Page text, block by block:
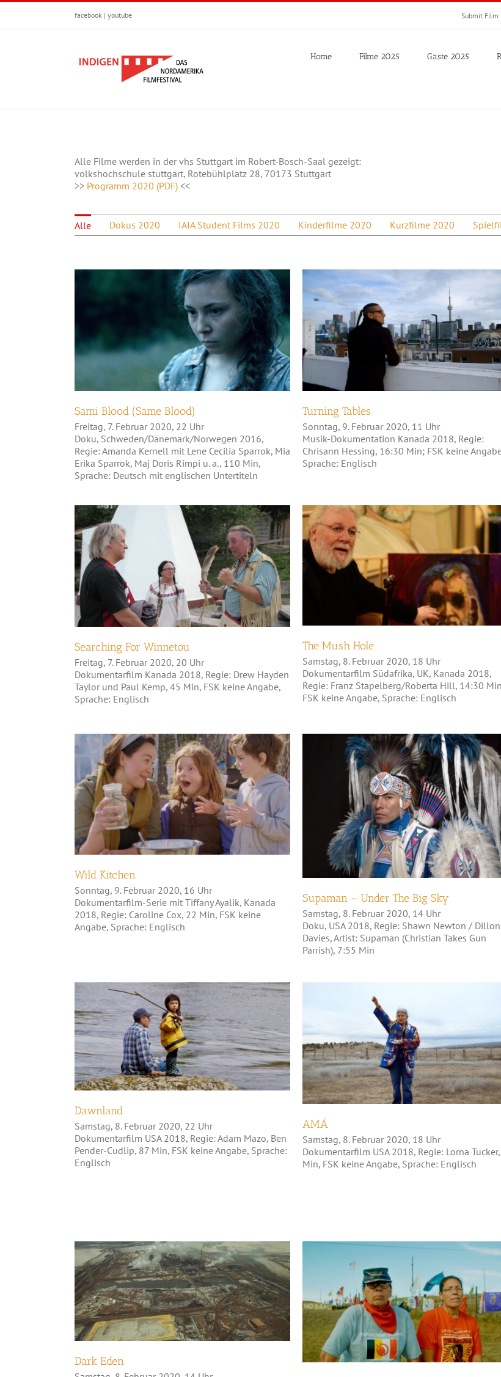
Zum
springen
facebook | youtube Submit Film
Home Filme 2025 Gäste 2025
Alle Filme werden in der vhs Stuttgart im Robert-Bosch-Saal gezeigt:
volkshochschule stuttgart, Rotebühlplatz 28, 70173 Stuttgart
>> Programm 2020 (PDF) <<
Alle Dokus 2020 IAIA Student Films 2020 Kinderfilme 2020 Kurzfilme 2020
Sami Blood (Same Blood)
Sami Blood (Same Blood)
Freitag, 7. Februar 2020, 22 Uhr
Doku, Schweden/Dänemark/Norwegen 2016,
Regie: Amanda Kernell mit Lene Cecilia Sparrok, Mia
Erika Sparrok, Maj Doris Rimpi u. a., 110 Min,
Sprache: Deutsch mit englischen Untertiteln
Turning Tables
Turning Tables
Sonntag, 9. Februar 2020, 11 Uhr
Musik-Dokumentation Kanada 2018, Regie:
Chrisann Hessing, 16:30 Min; FSK keine
Sprache: Englisch
Searching For Winnetou
Searching For Winnetou
Freitag, 7. Februar 2020, 20 Uhr
Dokumentarfilm Kanada 2018, Regie: Drew Hayden
Taylor und Paul Kemp, 45 Min, FSK keine Angabe,
Sprache: Englisch
The Mush Hole
The Mush Hole
Samstag, 8. Februar 2020, 18 Uhr
Dokumentarfilm Südafrika, UK, Kanada 2018,
Regie: Franz Stapelberg/Roberta Hill, 14:30
FSK keine Angabe, Sprache: Englisch
Wild Kitchen
Wild Kitchen
Sonntag, 9. Februar 2020, 16 Uhr
Dokumentarfilm-Serie mit Tiffany Ayalik, Kanada
2018, Regie: Caroline Cox, 22 Min, FSK keine
Angabe, Sprache: Englisch
Supaman – Under The Big
Sky
Supaman – Under The Big Sky
Samstag, 8. Februar 2020, 14 Uhr
Doku, USA 2018, Regie: Shawn Newton / Dillon
Davies, Artist: Supaman (Christian Takes Gun
Parrish), 7:55 Min
Dawnland
Dawnland
Samstag, 8. Februar 2020, 22 Uhr
Dokumentarfilm USA 2018, Regie: Adam Mazo, Ben
Pender-Cudlip, 87 Min, FSK keine Angabe, Sprache:
Englisch
AMÁ
AMÁ
Samstag, 8. Februar 2020, 18 Uhr
Dokumentarfilm USA 2018, Regie: Lorna
Min, FSK keine Angabe, Sprache: Englisch
Dark Eden
Dark Eden
Warrior Women